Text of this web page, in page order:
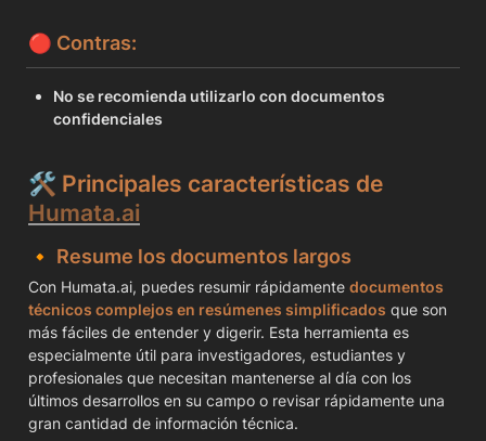
🔴 Contras:
No se recomienda utilizarlo con documentos
confidenciales
🛠️
Humata.ai
🔸 Resume los documentos largos
Con Humata.ai, puedes resumir rápidamente documentos
técnicos complejos en resúmenes simplificados que son
más fáciles de entender y digerir. Esta herramienta es
especialmente útil para investigadores, estudiantes y
profesionales que necesitan mantenerse al día con los
últimos desarrollos en su campo o revisar rápidamente una
gran cantidad de información técnica.